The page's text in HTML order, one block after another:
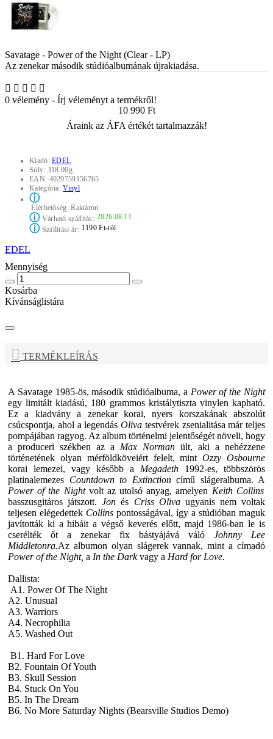
Savatage - Power of the Night (Clear - LP)
Az zenekar második stúdióalbumának újrakiadása.
0 vélemény - Írj véleményt a termékről!
10 990 Ft
Áraink az ÁFA értékét tartalmazzák!
Kiadó:EDEL
Súly: 318.00g
EAN: 4029759156765
Kategória:Vinyl
ⓘ
Elérhetőség:Raktáron
ⓘVárható szállítás: 2026.08.11.
ⓘSzállítási ár: 1190 Ft-tól
EDEL
Mennyiség
Kosárba
Kívánságlistára
TERMÉKLEÍRÁS
A Savatage1985-ös, második stúdióalbuma, a Power of the Night
egy limitált kiadású, 180 grammos kristálytiszta vinylen kapható.
Ez a kiadvány a zenekar korai, nyers korszakának abszolút
csúcspontja, ahol a legendás Oliva testvérek zsenialitása már teljes
pompájában ragyog. Az album történelmi jelentőségét növeli, hogy
a produceri székben az a Max Norman ült, aki a nehézzene
történetének olyan mérföldköveiért felelt, mintOzzy Osbourne
korai lemezei, vagy később a Megadeth 1992-es, többszörös
platinalemezes Countdown to Extinctioncímű slágeralbuma. A
Power of the Nightvolt az utolsó anyag, amelyen Keith Collins
basszusgitáros játszott.Jon és Criss Olivaugyanis nem voltak
teljesen elégedettek Collins pontosságával, így a stúdióban maguk
javították ki a hibáit a végső keverés előtt, majd 1986-ban le is
cserélték őt a zenekar fix bástyájává váló Johnny Lee
Middletonra.Az albumon olyan slágerek vannak, mint a címadó
Power of the Night, a In the Darkvagy a Hard for Love.
Dallista:
A1. Power Of The Night
A2. Unusual
A3. Warriors
A4. Necrophilia
A5. Washed Out
B1. Hard For Love
B2. Fountain Of Youth
B3. Skull Session
B4. Stuck On You
B5. In The Dream
B6. No More Saturday Nights (Bearsville Studios Demo)